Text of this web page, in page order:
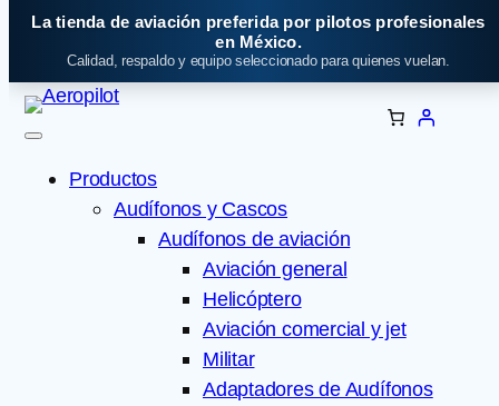
Saltar
La tienda de aviación preferida por pilotos profesionales
en México.
Calidad, respaldo y equipo seleccionado para quienes vuelan.
Productos
Audífonos y Cascos
Audífonos de aviación
Aviación general
Helicóptero
Aviación comercial y jet
Militar
Adaptadores de Audífonos